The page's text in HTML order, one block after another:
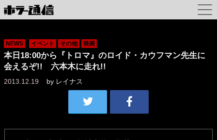
NEWS イベント その他 映画
本日18:00から『トロマ』のロイド・カウフマン先生に
会えるぞ!! 六本木に走れ!!
2013.12.19 by レイナス